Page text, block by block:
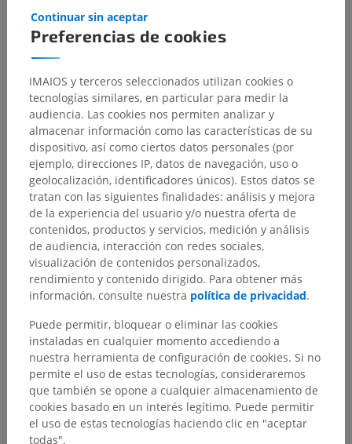
Jerarquía anatómica
Anatomía veterinaria
Preferencias de cookies
Continuar sin aceptar
IMAIOS y terceros seleccionados utilizan cookies o
tecnologías similares, en particular para medir la
audiencia. Las cookies nos permiten analizar y
almacenar información como las características de su
dispositivo, así como ciertos datos personales (por
ejemplo, direcciones IP, datos de navegación, uso o
geolocalización, identificadores únicos). Estos datos se
tratan con las siguientes finalidades: análisis y mejora
de la experiencia del usuario y/o nuestra oferta de
contenidos, productos y servicios, medición y análisis
de audiencia, interacción con redes sociales,
visualización de contenidos personalizados,
rendimiento y contenido dirigido. Para obtener más
información, consulte nuestra política de privacidad.
Puede permitir, bloquear o eliminar las cookies
instaladas en cualquier momento accediendo a
nuestra herramienta de configuración de cookies. Si no
permite el uso de estas tecnologías, consideraremos
que también se opone a cualquier almacenamiento de
cookies basado en un interés legítimo. Puede permitir
el uso de estas tecnologías haciendo clic en "aceptar
todas".